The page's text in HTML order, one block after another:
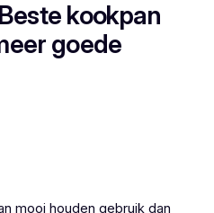
kookpan
goede
mooi houden gebruik dan